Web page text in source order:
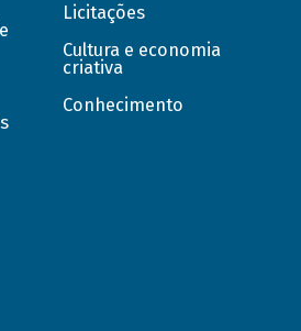
Licitações
Cultura e economia
criativa
Conhecimento